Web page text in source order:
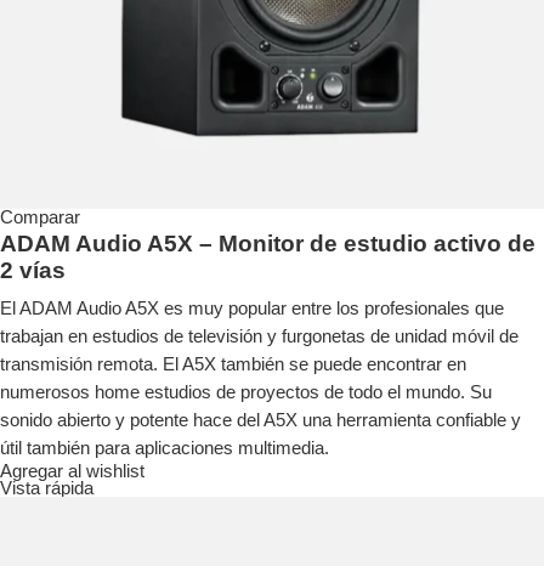
Comparar
ADAM Audio A5X – Monitor de estudio activo de
2 vías
El ADAM Audio A5X es muy popular entre los profesionales que
trabajan en estudios de televisión y furgonetas de unidad móvil de
transmisión remota. El A5X también se puede encontrar en
numerosos home estudios de proyectos de todo el mundo. Su
sonido abierto y potente hace del A5X una herramienta confiable y
útil también para aplicaciones multimedia.
Agregar al wishlist
Vista rápida